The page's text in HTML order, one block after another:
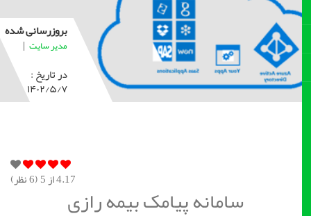
بروزرسانی شده
مدیر سایت |
در تاریخ :
۱۴۰۲/۵/۷
4.17از 5 ( 6نظر)
سامانه پیامک بیمه رازی